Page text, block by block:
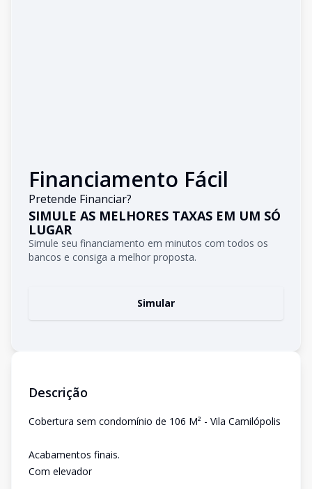
Financiamento Fácil
Pretende Financiar?
SIMULE AS MELHORES TAXAS EM UM SÓ
LUGAR
Simule seu financiamento em minutos com todos os
bancos e consiga a melhor proposta.
Simular
Descrição
Cobertura sem condomínio de 106 M² - Vila Camilópolis
Acabamentos finais.
Com elevador